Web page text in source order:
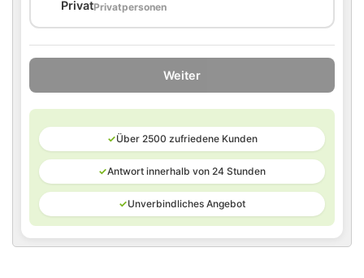
PrivatPrivatpersonen
Weiter
✓Über 2500 zufriedene Kunden
✓Antwort innerhalb von 24 Stunden
✓Unverbindliches Angebot